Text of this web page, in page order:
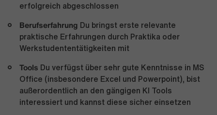
erfolgreich abgeschlossen
Berufserfahrung Du bringst erste relevante
praktische Erfahrungen durch Praktika oder
Werkstudententätigkeiten mit
Tools Du verfügst über sehr gute Kenntnisse in MS
Office (insbesondere Excel und Powerpoint), bist
außerordentlich an den gängigen KI Tools
interessiert und kannst diese sicher einsetzen